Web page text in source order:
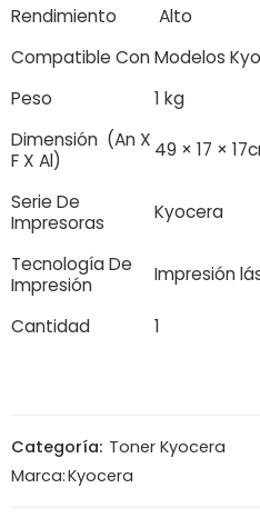
Rendimiento
Alto
Compatible ConModelos
Peso
1 kg
Dimensión (An X
F X Al)
49 × 17 ×
Serie De
Impresoras
Kyocera
Tecnología De
Impresión
Impresión
Cantidad 1
Categoría: Toner Kyocera
Marca:Kyocera